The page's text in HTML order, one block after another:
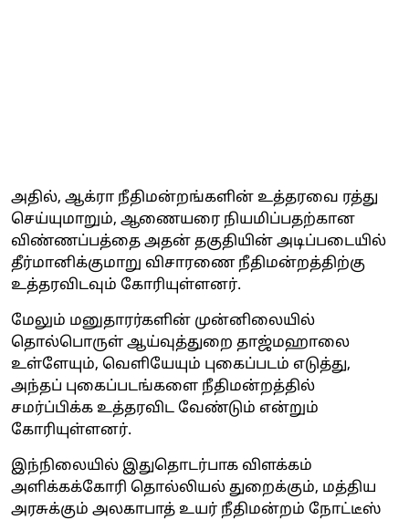
அதில், ஆக்ரா நீதிமன்றங்களின் உத்தரவை ரத்து
செய்யுமாறும், ஆணையரை நியமிப்பதற்கான
விண்ணப்பத்தை அதன் தகுதியின் அடிப்படையில்
தீர்மானிக்குமாறு விசாரணை நீதிமன்றத்திற்கு
உத்தரவிடவும் கோரியுள்ளனர்.
மேலும் மனுதாரர்களின் முன்னிலையில்
தொல்பொருள் ஆய்வுத்துறை தாஜ்மஹாலை
உள்ளேயும், வெளியேயும் புகைப்படம் எடுத்து,
அந்தப் புகைப்படங்களை நீதிமன்றத்தில்
சமர்ப்பிக்க உத்தரவிட வேண்டும் என்றும்
கோரியுள்ளனர்.
இந்நிலையில் இதுதொடர்பாக விளக்கம்
அளிக்கக்கோரி தொல்லியல் துறைக்கும், மத்திய
அரசுக்கும் அலகாபாத் உயர் நீதிமன்றம் நோட்டீஸ்